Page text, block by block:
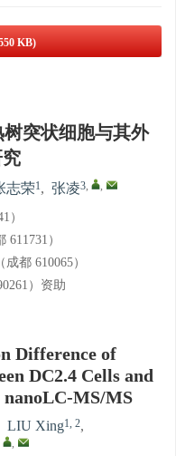
KB)
突状细胞与其外
志荣1, 张凌3, ,
）
）
都 610065）
）资助
Difference of
DC2.4 Cells and
nanoLC-MS/MS
LIU Xing1, 2,
,